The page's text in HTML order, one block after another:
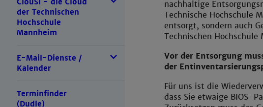
der Technischen
Hochschule
Mannheim
E-Mail-Dienste /
Kalender
Terminfinder
(Dudle)
nachhaltige
Technische Hochschule
entsorgt, sondern auch
Technischen
Vor der Entsorgung
der
Für uns ist die
dass Sie etwaige BIOS-